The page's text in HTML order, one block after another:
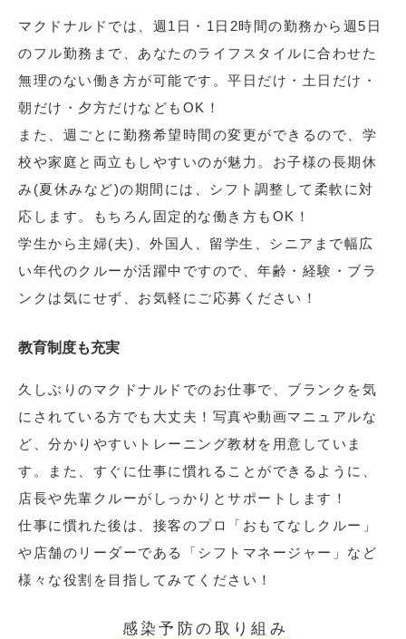
マクドナルドでは、週1日・1日2時間の勤務から週5日
のフル勤務まで、あなたのライフスタイルに合わせた
無理のない働き方が可能です。平日だけ・土日だけ・
朝だけ・夕方だけなどもOK！
また、週ごとに勤務希望時間の変更ができるので、学
校や家庭と両立もしやすいのが魅力。お子様の長期休
み(夏休みなど)の期間には、シフト調整して柔軟に対
応します。もちろん固定的な働き方もOK！
学生から主婦(夫)、外国人、留学生、シニアまで幅広
い年代のクルーが活躍中ですので、年齢・経験・ブラ
ンクは気にせず、お気軽にご応募ください！
教育制度も充実
久しぶりのマクドナルドでのお仕事で、ブランクを気
にされている方でも大丈夫！写真や動画マニュアルな
ど、分かりやすいトレーニング教材を用意していま
す。また、すぐに仕事に慣れることができるように、
店長や先輩クルーがしっかりとサポートします！
仕事に慣れた後は、接客のプロ「おもてなしクルー」
や店舗のリーダーである「シフトマネージャー」など
様々な役割を目指してみてください！
感染予防の取り組み